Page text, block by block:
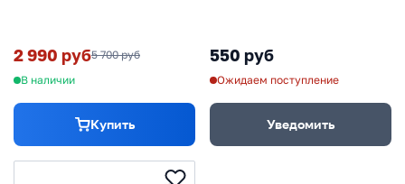
2 990 руб5 700 руб
В наличии
Купить
550 руб
Ожидаем поступление
Уведомить